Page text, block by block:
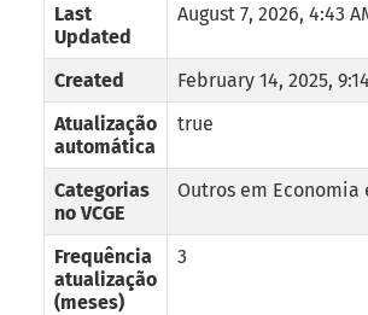
Last
Updated
August 7, 2026, 4:43
Created
February 14, 2025,
Atualização
automática
true
Categorias
no VCGE
Outros em Economia
Frequência
atualização
(meses)
3